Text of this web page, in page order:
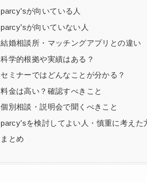
parcy’sが向いている人
parcy’sが向いていない人
結婚相談所・マッチングアプリとの違い
科学的根拠や実績はある？
セミナーではどんなことが分かる？
料金は高い？確認すべきこと
個別相談・説明会で聞くべきこと
parcy’sを検討してよい人・慎重に考えた
まとめ